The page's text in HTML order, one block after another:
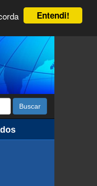
Entendi!
Buscar